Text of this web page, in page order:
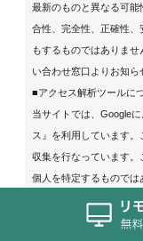
最新のものと異なる可
合性、完全性、正確性
もするものではありま
い合わせ窓口よりお知ら
■アクセス解析ツールに
当サイトでは、Google
ス』を利用しています
収集を行なっています。
個人を特定するもので
アナリティクス利用規約
■広告の配信について